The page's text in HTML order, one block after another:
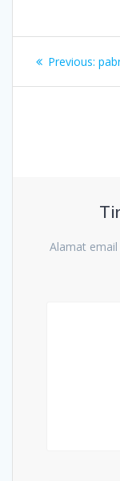
pos
Previous:
Alamat email